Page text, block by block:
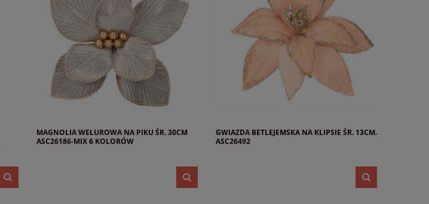
MAGNOLIA WELUROWA NA PIKU ŚR. 30CM
ASC26186-MIX 6 KOLORÓW
GWIAZDA BETLEJEMSKA NA KLIPSIE ŚR. 13CM.
ASC26492